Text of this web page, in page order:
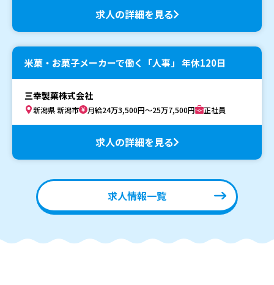
求人の詳細を見る
米菓・お菓子メーカーで働く「人事」 年休120日
三幸製菓株式会社
新潟県 新潟市 月給24万3,500円～25万7,500円 正社員
求人の詳細を見る
求人情報一覧